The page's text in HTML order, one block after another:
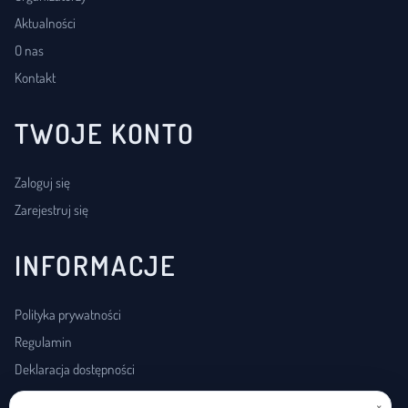
Aktualności
O nas
Kontakt
TWOJE KONTO
Zaloguj się
Zarejestruj się
INFORMACJE
Polityka prywatności
Regulamin
Deklaracja dostępności